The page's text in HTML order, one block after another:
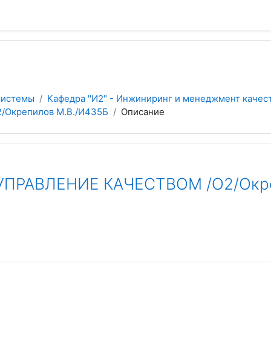
Кафедра "И2" - Инжиниринг и менеджмент
М.В./И435Б
Описание
КАЧЕСТВОМ /О2/